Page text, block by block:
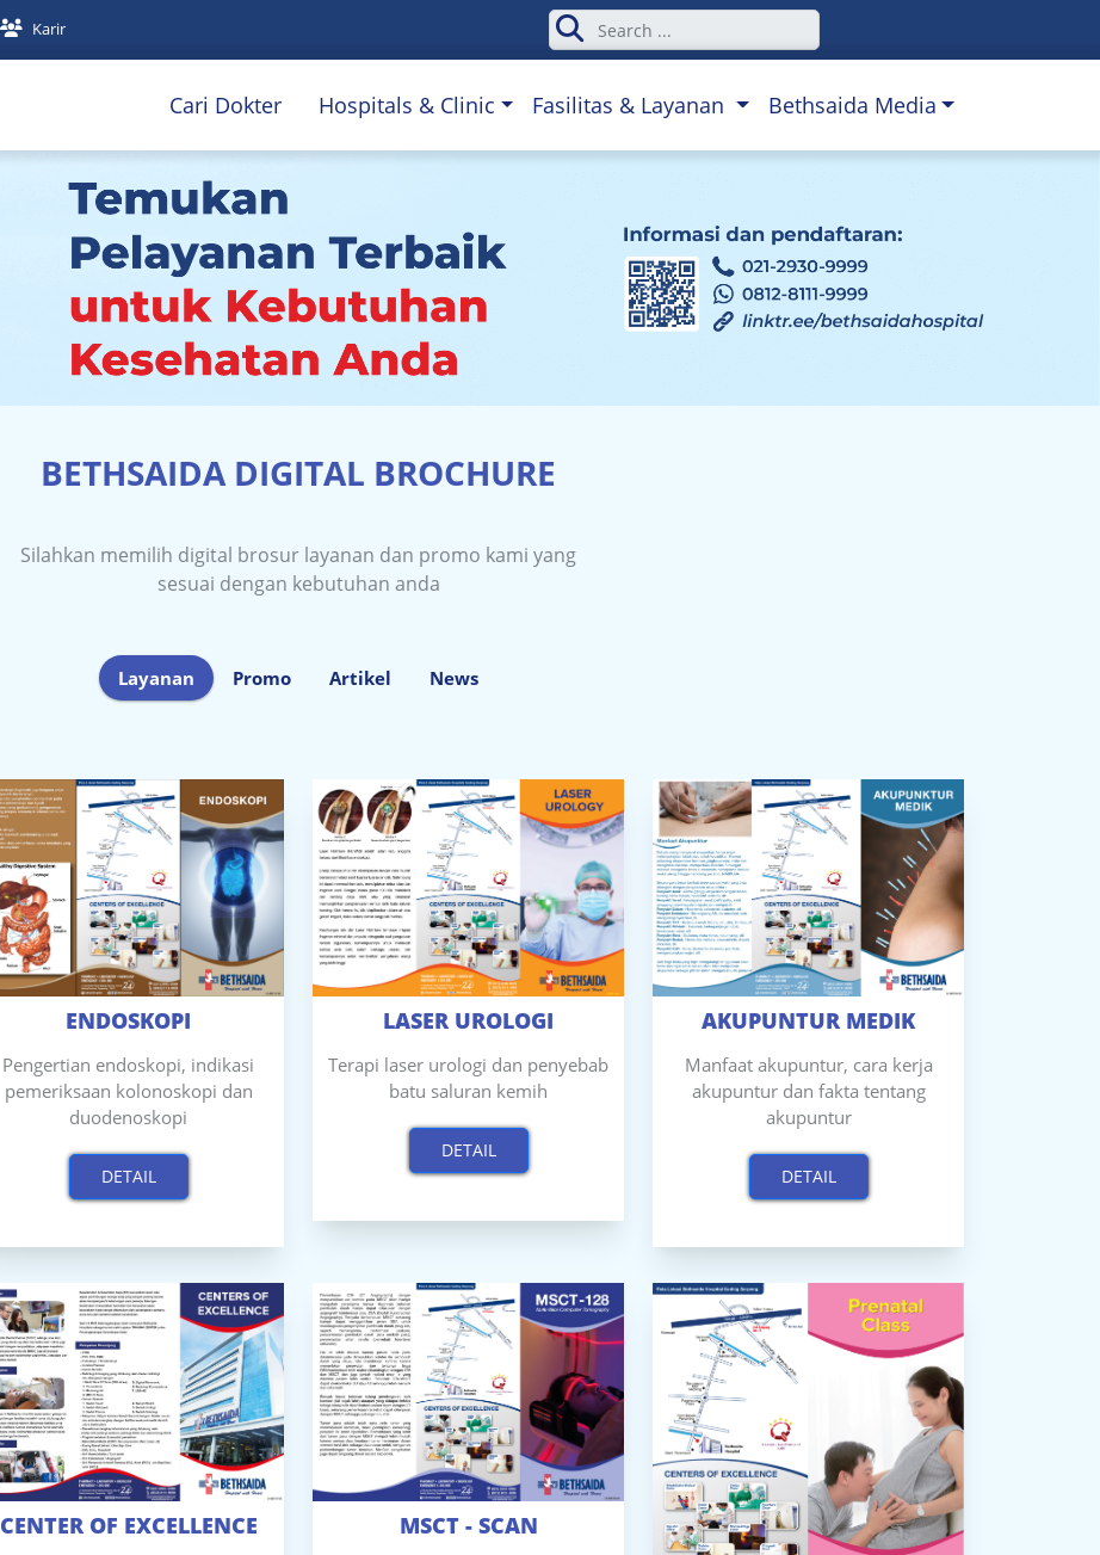
Karir
Cari Dokter Hospitals & Clinic Fasilitas & Layanan Bethsaida Media
BETHSAIDA DIGITAL BROCHURE
Silahkan memilih digital brosur layanan dan promo kami yang
sesuai dengan kebutuhan anda
Layanan Promo Artikel News
ENDOSKOPI
Pengertian endoskopi, indikasi
pemeriksaan kolonoskopi dan
duodenoskopi
DETAIL
LASER UROLOGI
Terapi laser urologi dan penyebab
batu saluran kemih
DETAIL
AKUPUNTUR MEDIK
Manfaat akupuntur, cara kerja
akupuntur dan fakta tentang
akupuntur
DETAIL
CENTER OF EXCELLENCE MSCT - SCAN